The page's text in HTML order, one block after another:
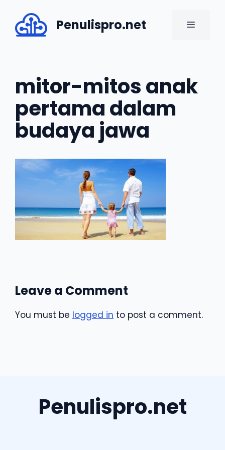
content
Penulispro.net MENU
mitor-mitos anak
pertama dalam
budaya jawa
Leave a Comment
You must be logged in to post a comment.
Penulispro.net